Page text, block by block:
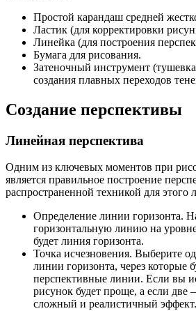
Простой карандаш средней
Ластик (для корректировки
Линейка (для построения
Бумага для рисования.
Затеночный инструмент
создания плавных переходов
Создание перспективы
Линейная перспектива
Одним из ключевых моментов при
является правильное построение
распространенной техникой для этого
Определение линии горизонта.
горизонтальную линию на
будет линия горизонта.
Точка исчезновения. Выберите
линии горизонта, через которые
перспективные линии. Если вы
рисунок будет проще, а если две
сложный и реалистичный эффект.